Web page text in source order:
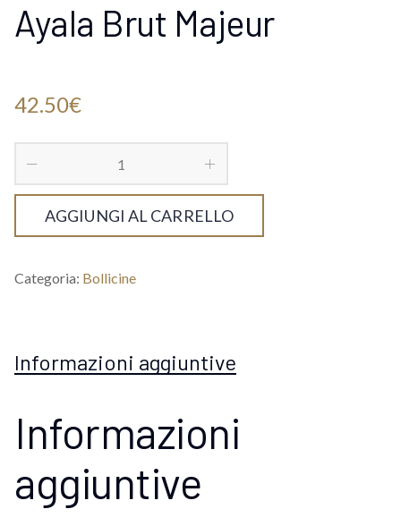
Ayala Brut Majeur
42.50€
AGGIUNGI AL CARRELLO
Categoria: Bollicine
Informazioni aggiuntive
Informazioni
aggiuntive